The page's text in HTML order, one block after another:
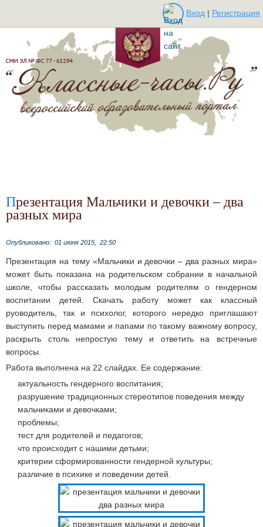
Вход | Регистрация
Презентация Мальчики и девочки – два
разных мира
Опубликовано: 01 июня 2015, 22:50
Презентация на тему «Мальчики и девочки – два разных мира»
может быть показана на родительском собрании в начальной
школе, чтобы рассказать молодым родителям о гендерном
воспитании детей. Скачать работу может как классный
руоводитель, так и психолог, которого нередко приглашают
выступить перед мамами и папами по такому важному вопросу,
раскрыть столь непростую тему и ответить на встречные
вопросы.
Работа выполнена на 22 слайдах. Ее содержание:
актуальность гендерного воспитания;
разрушение традиционных стереотипов поведения между
мальчиками и девочками;
проблемы;
тест для родителей и педагогов;
что происходит с нашими детьми;
критерии сформированности гендерной культуры;
различие в психике и поведении детей.